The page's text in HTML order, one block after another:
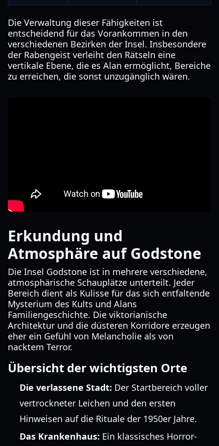
Die Verwaltung dieser Fähigkeiten ist
entscheidend für das Vorankommen in den
verschiedenen Bezirken der Insel. Insbesondere
der Rabengeist verleiht den Rätseln eine
vertikale Ebene, die es Alan ermöglicht, Bereiche
zu erreichen, die sonst unzugänglich wären.
Erkundung und
Atmosphäre auf Godstone
Die Insel Godstone ist in mehrere verschiedene,
atmosphärische Schauplätze unterteilt. Jeder
Bereich dient als Kulisse für das sich entfaltende
Mysterium des Kults und Alans
Familiengeschichte. Die viktorianische
Architektur und die düsteren Korridore erzeugen
eher ein Gefühl von Melancholie als von
nacktem Terror.
Übersicht der wichtigsten Orte
Die verlassene Stadt: Der Startbereich voller
vertrockneter Leichen und den ersten
Hinweisen auf die Rituale der 1950er Jahre.
Das Krankenhaus: Ein klassisches Horror-